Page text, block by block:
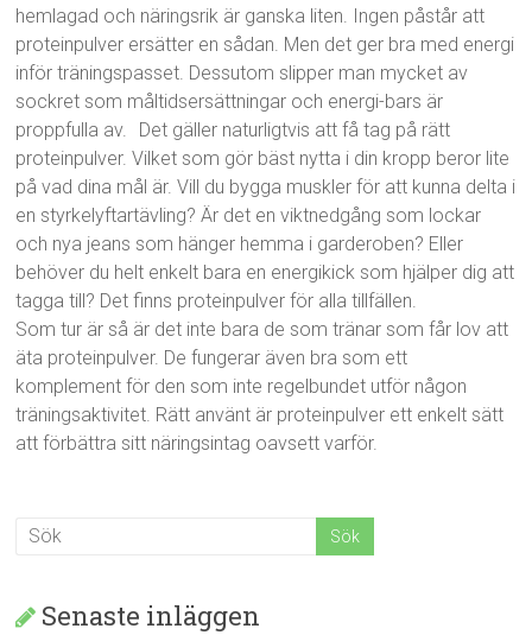
hemlagad och näringsrik är ganska liten. Ingen påstår att
proteinpulver ersätter en sådan. Men det ger bra med energi
inför träningspasset. Dessutom slipper man mycket av
sockret som måltidsersättningar och energi-bars är
proppfulla av. Det gäller naturligtvis att få tag på rätt
proteinpulver. Vilket som gör bäst nytta i din kropp beror lite
på vad dina mål är. Vill du bygga muskler för att kunna delta i
en styrkelyftartävling? Är det en viktnedgång som lockar
och nya jeans som hänger hemma i garderoben? Eller
behöver du helt enkelt bara en energikick som hjälper dig att
tagga till? Det finns proteinpulver för alla tillfällen.
Som tur är så är det inte bara de som tränar som får lov att
äta proteinpulver. De fungerar även bra som ett
komplement för den som inte regelbundet utför någon
träningsaktivitet. Rätt använt är proteinpulver ett enkelt sätt
att förbättra sitt näringsintag oavsett varför.
Senaste inläggen